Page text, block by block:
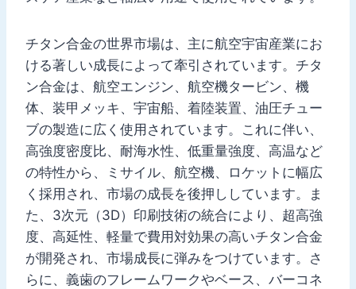
チタン合金の世界市場は、主に航空宇宙産業にお
ける著しい成長によって牽引されています。チタ
ン合金は、航空エンジン、航空機タービン、機
体、装甲メッキ、宇宙船、着陸装置、油圧チュー
ブの製造に広く使用されています。これに伴い、
高強度密度比、耐海水性、低重量強度、高温など
の特性から、ミサイル、航空機、ロケットに幅広
く採用され、市場の成長を後押ししています。ま
た、3次元（3D）印刷技術の統合により、超高強
度、高延性、軽量で費用対効果の高いチタン合金
が開発され、市場成長に弾みをつけています。さ
らに、義歯のフレームワークやベース、バーコネ